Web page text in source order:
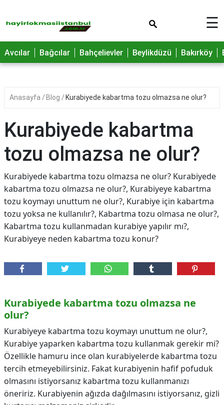
☰
Avcılar Bağcılar Bahçelievler Beylikdüzü Bakırköy
Anasayfa Blog Kurabiyede kabartma tozu olmazsa ne olur?
Kurabiyede kabartma
tozu olmazsa ne olur?
Kurabiyede kabartma tozu olmazsa ne olur? Kurabiyede
kabartma tozu olmazsa ne olur?, Kurabiyeye kabartma
tozu koymayı unuttum ne olur?, Kurabiye için kabartma
tozu yoksa ne kullanılır?, Kabartma tozu olmasa ne olur?,
Kabartma tozu kullanmadan kurabiye yapılır mı?,
Kurabiyeye neden kabartma tozu konur?
Kurabiyede kabartma tozu olmazsa ne
olur?
Kurabiyeye kabartma tozu koymayı unuttum ne olur?,
Kurabiye yaparken kabartma tozu kullanmak gerekir mi?
Özellikle hamuru ince olan kurabiyelerde kabartma tozu
tercih etmeyebilirsiniz. Fakat kurabiyenin hafif pofuduk
olmasını istiyorsanız kabartma tozu kullanmanızı
öneririz. Kurabiyenin ağızda dağılmasını istiyorsanız, gizli